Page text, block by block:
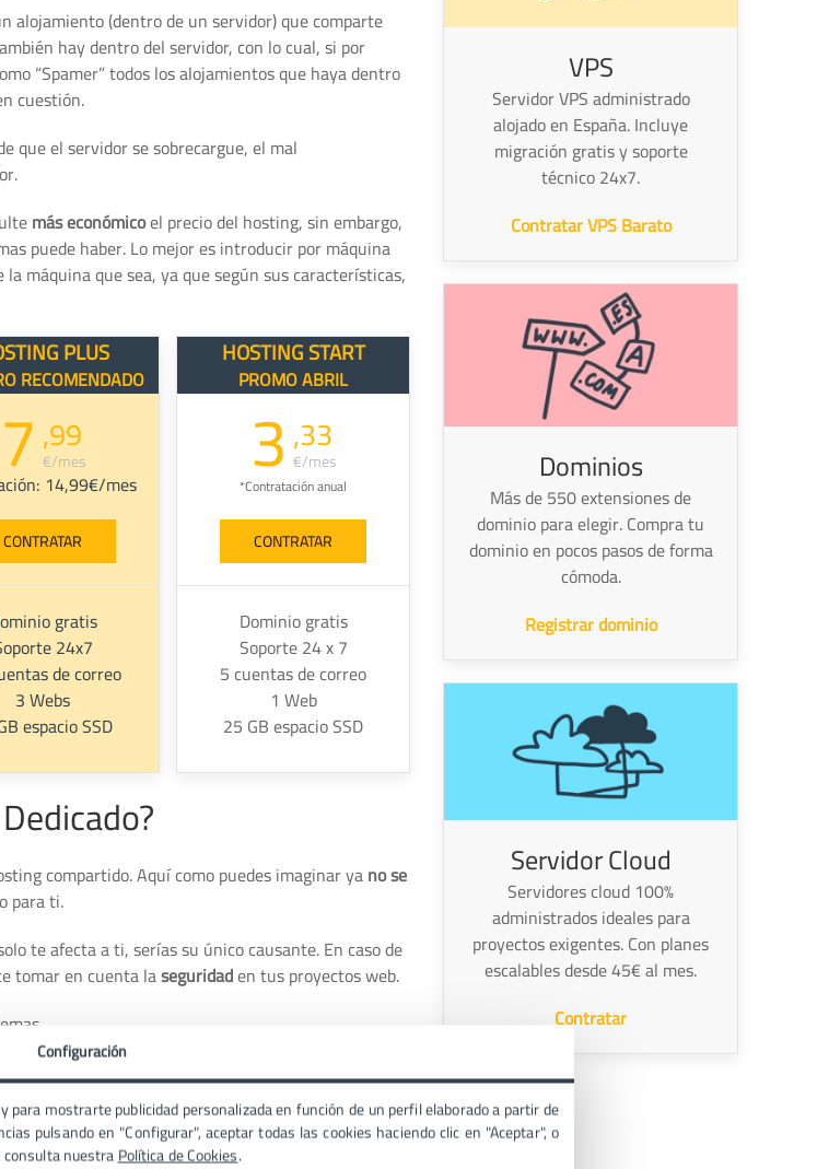
alojamiento (dentro de un servidor) que comparte
hay dentro del servidor, con lo cual, si por
“Spamer” todos los alojamientos que haya dentro
cuestión.
que el servidor se sobrecargue, el mal
más económicoel precio del hosting, sin embargo,
puede haber. Lo mejor es introducir por máquina
máquina que sea, ya que según sus características,
PLUS
RECOMENDADO
7 ,99
€/mes
14,99€/mes
CONTRATAR
gratis
24x7
de correo
3 Webs
espacio SSD
HOSTING START
PROMO ABRIL
3 ,33
€/mes
*Contratación anual
CONTRATAR
Dominio gratis
Soporte 24 x 7
5 cuentas de correo
1 Web
25 GB espacio SSD
compartido. Aquí como puedes imaginar yano se
para ti.
te afecta a ti, serías su único causante. En caso de
tomar en cuenta laseguridaden tus proyectos web.
y Dedicado
VPS
Servidor VPS administrado
alojado en España. Incluye
migración gratis y soporte
técnico 24x7.
Contratar VPS Barato
Dominios
Más de 550 extensiones de
dominio para elegir. Compra tu
dominio en pocos pasos de forma
cómoda.
Registrar dominio
Servidor Cloud
Servidores cloud 100%
administrados ideales para
proyectos exigentes. Con planes
escalables desde 45€ al mes.
Contratar
Configuración
mostrarte publicidad personalizada en función de un perfil elaborado a partir de
pulsando en "Configurar", aceptar todas las cookies haciendo clic en "Aceptar", o
consulta nuestraPolítica de Cookies.